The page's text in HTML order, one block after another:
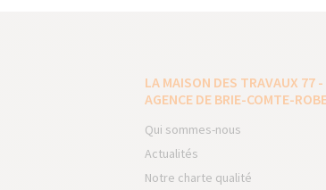
LA MAISON DES TRAVAUX 77 -
AGENCE DE BRIE-COMTE-
Qui sommes-nous
Actualités
Notre charte qualité